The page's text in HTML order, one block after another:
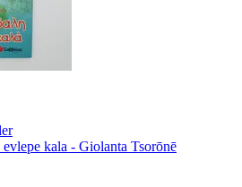
kala - Giolanta Tsorōnē